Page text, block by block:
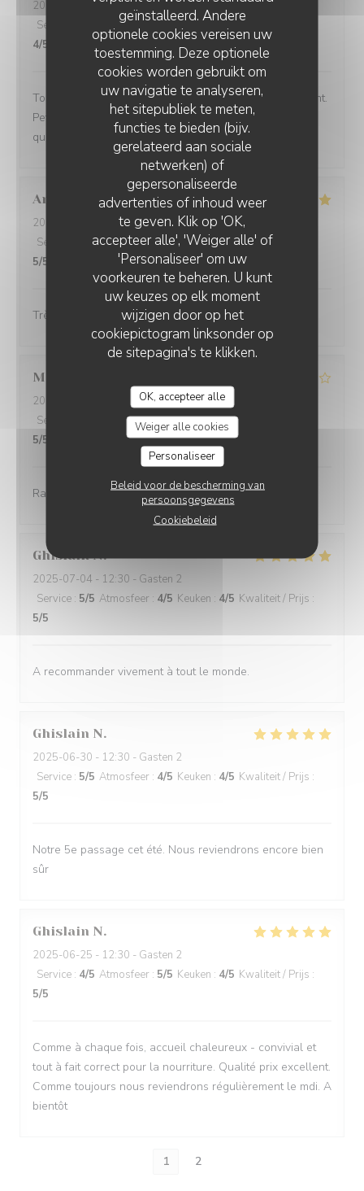
geïnstalleerd. Andere
optionele cookies vereisen uw
toestemming. Deze optionele
cookies worden gebruikt om
uw navigatie te analyseren,
het sitepubliek te meten,
functies te bieden (bijv.
gerelateerd aan sociale
netwerken) of
gepersonaliseerde
advertenties of inhoud weer
te geven. Klik op 'OK,
accepteer alle', 'Weiger alle' of
'Personaliseer' om uw
voorkeuren te beheren. U kunt
uw keuzes op elk moment
wijzigen door op het
cookiepictogram linksonder op
de sitepagina's te klikken.
OK, accepteer alle
Weiger alle cookies
Personaliseer
Beleid voor de bescherming van
persoonsgegevens
Cookiebeleid
2025-07-11 - 19:30 - Gasten 4
Service
Atmosfeer : 4/5 Keuken: 4/5 Kwaliteit / Prijs
4/5
Toujours un réel plaisir à manger dans cet établissement.
Petit bémol, Les pizzas nous ont moins emballées
qu’auparavant !! Un personnel au top !!
Annie
2025-07-12
- 20:00 - Gasten 2
Service
/5 Atmosfeer: 5/5 Keuken: 5/5 Kwaliteit / Prijs
5/5
Très bien accueilli avec le sourire.
Michaela
2025-07-04
- 13:00 - Gasten 4
Service
Atmosfeer:3/5 Keuken:4/5
5/5
Rapport qualité prix imbattable
Ghislain N
2025-07-04 - 12:30 - Gasten 2
Service : 5/5 Atmosfeer : 4/5 Keuken : 4/5 Kwaliteit / Prijs :
5/5
A recommander vivement à tout le monde.
Ghislain N
2025-06-30 - 12:30 - Gasten 2
Service : 5/5 Atmosfeer : 4/5 Keuken : 4/5 Kwaliteit / Prijs :
5/5
Notre 5e passage cet été. Nous reviendrons encore bien
sûr
Ghislain N
2025-06-25 - 12:30 - Gasten 2
Service : 4/5 Atmosfeer : 5/5 Keuken : 4/5 Kwaliteit / Prijs :
5/5
Comme à chaque fois, accueil chaleureux - convivial et
tout à fait correct pour la nourriture. Qualité prix excellent.
Comme toujours nous reviendrons régulièrement le mdi. A
bientôt
1 2